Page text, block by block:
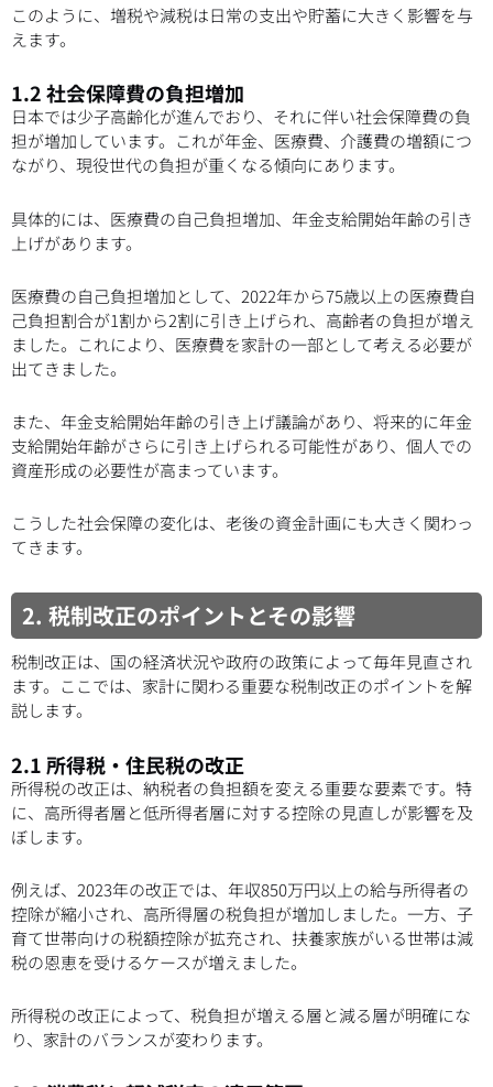
このように、増税や減税は日常の支出や貯蓄に大きく影響を与
えます。
1.2 社会保障費の負担増加
日本では少子高齢化が進んでおり、それに伴い社会保障費の負
担が増加しています。これが年金、医療費、介護費の増額につ
ながり、現役世代の負担が重くなる傾向にあります。
具体的には、医療費の自己負担増加、年金支給開始年齢の引き
上げがあります。
医療費の自己負担増加として、2022年から75歳以上の医療費自
己負担割合が1割から2割に引き上げられ、高齢者の負担が増え
ました。これにより、医療費を家計の一部として考える必要が
出てきました。
また、年金支給開始年齢の引き上げ議論があり、将来的に年金
支給開始年齢がさらに引き上げられる可能性があり、個人での
資産形成の必要性が高まっています。
こうした社会保障の変化は、老後の資金計画にも大きく関わっ
てきます。
2. 税制改正のポイントとその影響
税制改正は、国の経済状況や政府の政策によって毎年見直され
ます。ここでは、家計に関わる重要な税制改正のポイントを解
説します。
2.1 所得税・住民税の改正
所得税の改正は、納税者の負担額を変える重要な要素です。特
に、高所得者層と低所得者層に対する控除の見直しが影響を及
ぼします。
例えば、2023年の改正では、年収850万円以上の給与所得者の
控除が縮小され、高所得層の税負担が増加しました。一方、子
育て世帯向けの税額控除が拡充され、扶養家族がいる世帯は減
税の恩恵を受けるケースが増えました。
所得税の改正によって、税負担が増える層と減る層が明確にな
り、家計のバランスが変わります。